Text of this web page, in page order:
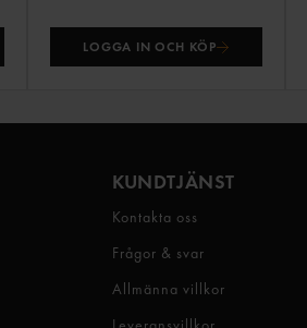
LOGGA IN OCH KÖP
KUNDTJÄNST
Kontakta oss
Frågor & svar
Allmänna villkor